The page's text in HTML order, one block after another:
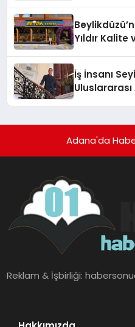
Hayata
Yıldır
İş İnsanı
Adana'da
Reklam & İşbirliği: